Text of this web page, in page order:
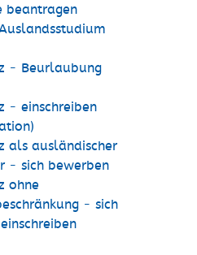
beantragen
- Beurlaubung
- einschreiben
als ausländischer
- sich bewerben
ohne
- sich